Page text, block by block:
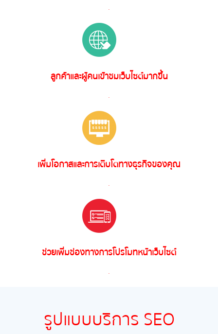
.
ลูกค้าและผู้คนเข้าชมเว็บไซต์มากขึ้น
.
เพิ่มโอกาสและการเติบโตทางธุรกิจของคุณ
.
ช่วยเพิ่มช่องทางการโปรโมทหน้าเว็บไซต์
.
รูปแบบบริการ SEO